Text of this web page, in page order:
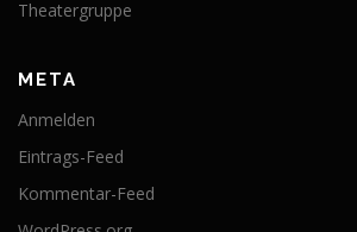
Theatergruppe
META
Anmelden
Eintrags-Feed
Kommentar-Feed